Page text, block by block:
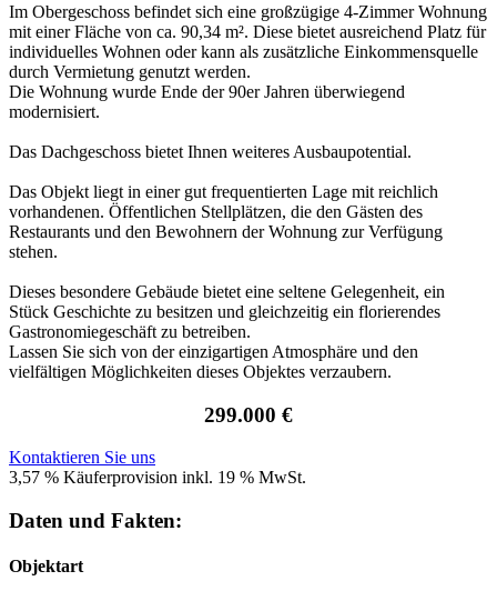
Im Obergeschoss befindet sich eine großzügige 4-Zimmer Wohnung
mit einer Fläche von ca. 90,34 m². Diese bietet ausreichend Platz für
individuelles Wohnen oder kann als zusätzliche Einkommensquelle
durch Vermietung genutzt werden.
Die Wohnung wurde Ende der 90er Jahren überwiegend
modernisiert.
Das Dachgeschoss bietet Ihnen weiteres Ausbaupotential.
Das Objekt liegt in einer gut frequentierten Lage mit reichlich
vorhandenen. Öffentlichen Stellplätzen, die den Gästen des
Restaurants und den Bewohnern der Wohnung zur Verfügung
stehen.
Dieses besondere Gebäude bietet eine seltene Gelegenheit, ein
Stück Geschichte zu besitzen und gleichzeitig ein florierendes
Gastronomiegeschäft zu betreiben.
Lassen Sie sich von der einzigartigen Atmosphäre und den
vielfältigen Möglichkeiten dieses Objektes verzaubern.
299.000 €
Kontaktieren Sie uns
3,57 % Käuferprovision inkl. 19 % MwSt.
Daten und Fakten:
Objektart